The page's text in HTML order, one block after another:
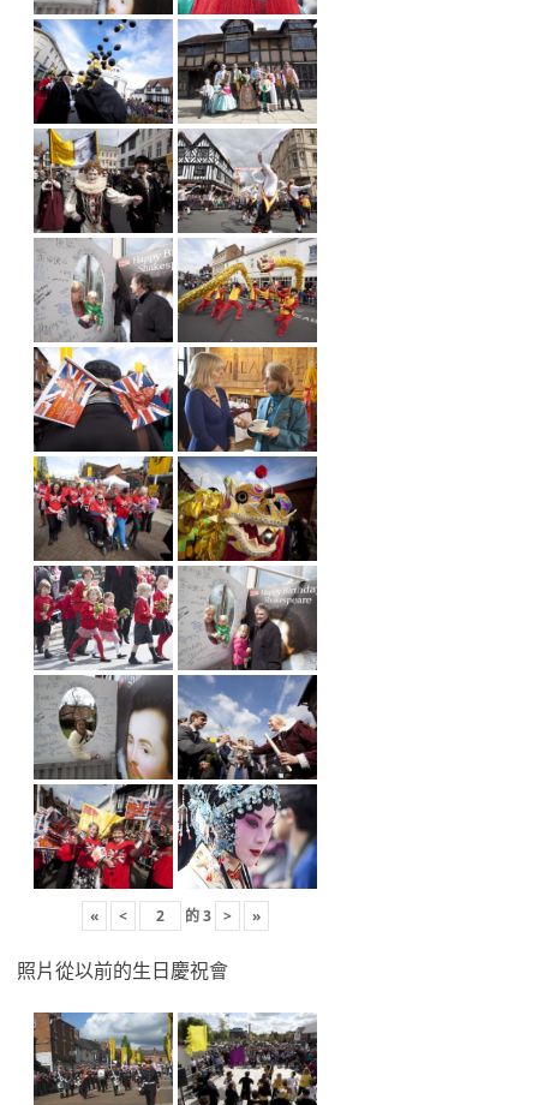
« < 的3 > »
照片從以前的生日慶祝會